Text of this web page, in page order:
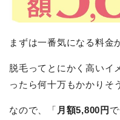
まずは一番気になる料金
脱毛ってとにかく高いイ
ったら何十万もかかりそ
なので、「 月額5,800円